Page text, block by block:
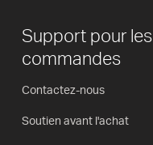
Support pour les
commandes
Contactez-nous
Soutien avant l'achat